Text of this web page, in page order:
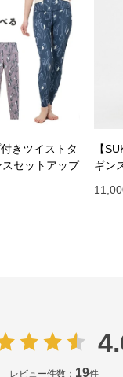
きツイストタ
セットアップ
【
ギン
レビュー件数： 19件